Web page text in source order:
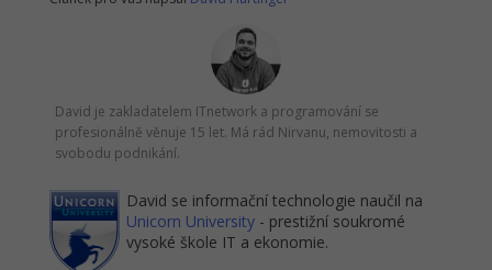
David je zakladatelem ITnetwork a programování se
profesionálně věnuje 15 let. Má rád Nirvanu, nemovitosti a
svobodu podnikání.
David se informační technologie naučil na
Unicorn University - prestižní soukromé
vysoké škole IT a ekonomie.